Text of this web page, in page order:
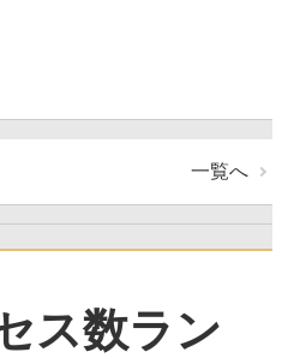
一覧へ
ス数ラン